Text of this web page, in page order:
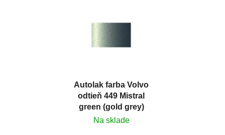
Autolak farba Volvo
odtieň 449 Mistral
green (gold grey)
metalíza
Na sklade